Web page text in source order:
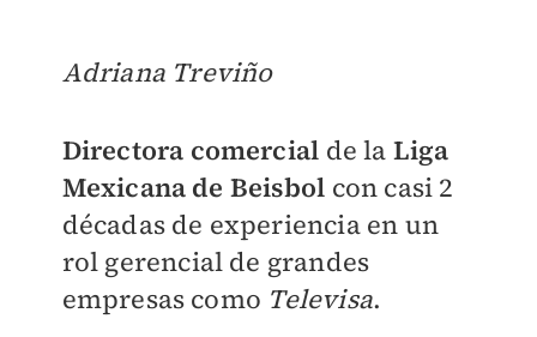
Adriana Treviño
Directora comercial de la Liga
Mexicana de Beisbol con casi 2
décadas de experiencia en un
rol gerencial de grandes
empresas como Televisa.